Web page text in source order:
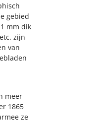
gebied
mm dik
zijn
van
meer
1865
ze